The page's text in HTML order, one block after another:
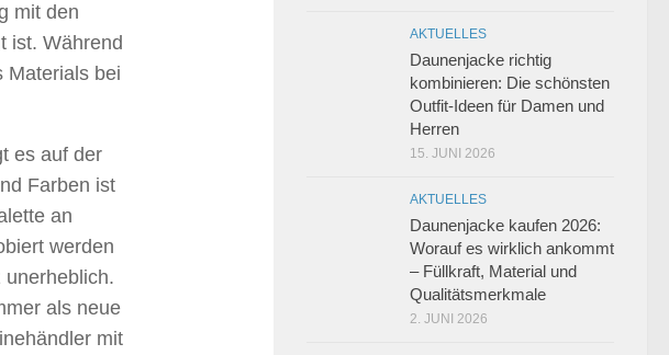
mit den
ist. Während
Materials bei
es auf der
Farben ist
an
werden
als neue
mit
AKTUELLES
Daunenjacke richtig
kombinieren: Die schönsten
Outfit-Ideen für Damen und
Herren
15. JUNI 2026
AKTUELLES
Daunenjacke kaufen 2026:
Worauf es wirklich ankommt
– Füllkraft, Material und
Qualitätsmerkmale
2. JUNI 2026